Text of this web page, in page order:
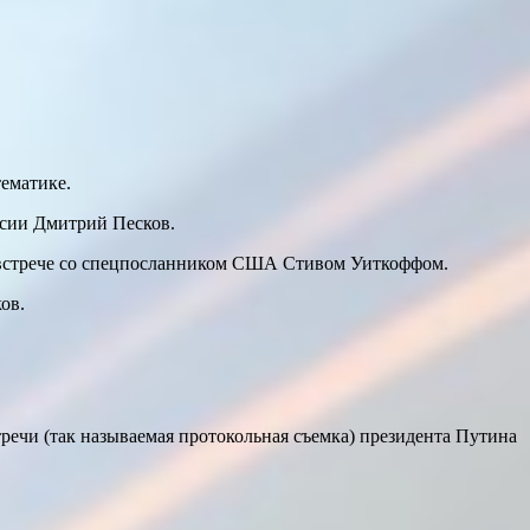
Дмитрий Песков.
со спецпосланником США Стивом Уиткоффом.
(так называемая протокольная съемка) президента Путина